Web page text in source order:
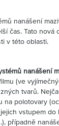
nanášení
čas. Tato nová
v této oblasti.
nanášení
(ve
tvarů.
na polotovary
vstupem do
případně